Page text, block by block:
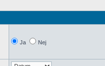
Ja Nej